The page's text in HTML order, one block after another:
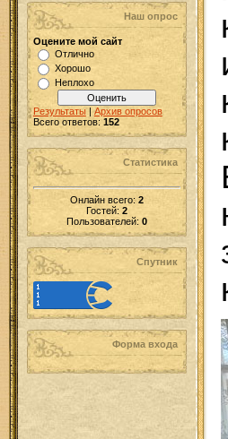
Наш опрос
Оцените мой сайт
Отлично
Хорошо
Неплохо
Результаты | Архив опросов
Всего ответов: 152
Статистика
Онлайн всего: 2
Гостей: 2
Пользователей: 0
Спутник
Форма входа